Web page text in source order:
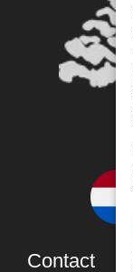
Contact